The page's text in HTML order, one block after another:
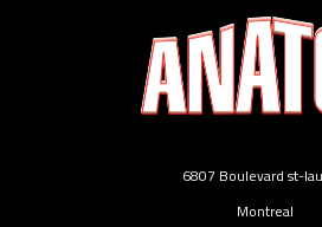
6807 Boulevard st-
Montreal